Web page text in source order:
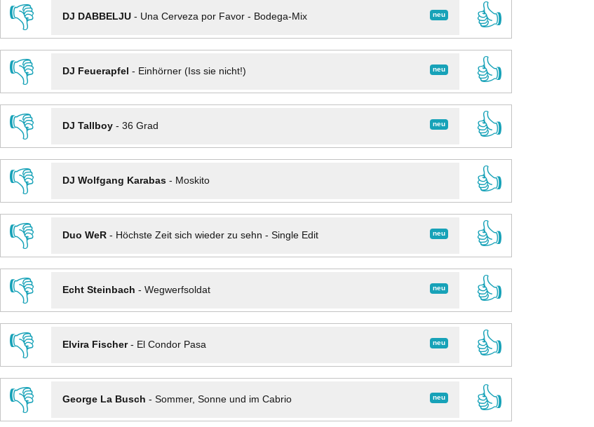
👎
neu
DJ DABBELJU- Una Cerveza por Favor - Bodega-Mix
👍
👎
neu
DJ Feuerapfel - Einhörner (Iss sie nicht!)
👍
👎
neu
DJ Tallboy- 36 Grad
👍
👎
DJ Wolfgang Karabas- Moskito
👍
👎
neu
Duo WeR- Höchste Zeit sich wieder zu sehn - Single Edit
👍
👎
neu
Echt Steinbach - Wegwerfsoldat
👍
👎
neu
Elvira Fischer- El Condor Pasa
👍
👎
neu
George La Busch - Sommer, Sonne und im Cabrio
👍